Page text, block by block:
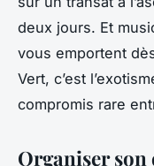
deux jours. Et
vous emportent
Vert, c’est
compromis rare
Organiser